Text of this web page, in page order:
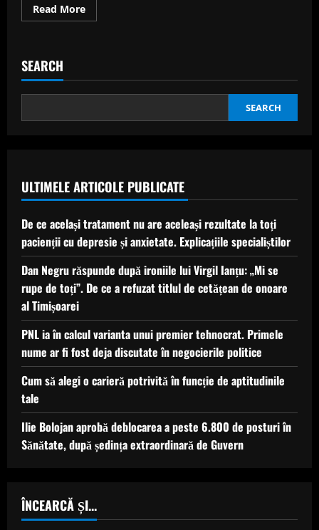
Read MoreRead
more
și
de
Cum
SEARCH
SEARCH
ULTIMELE ARTICOLE PUBLICATE
De ce același tratament nu are aceleași rezultate la toți
pacienții cu depresie și anxietate. Explicațiile specialiștilor
Dan Negru răspunde după ironiile lui Virgil Ianțu: „Mi se
rupe de toți”. De ce a refuzat titlul de cetățean de onoare
al Timișoarei
PNL ia în calcul varianta unui premier tehnocrat. Primele
nume ar fi fost deja discutate în negocierile politice
Cum să alegi o carieră potrivită în funcție de aptitudinile
tale
Ilie Bolojan aprobă deblocarea a peste 6.800 de posturi în
Sănătate, după ședința extraordinară de Guvern
ÎNCEARCĂ ȘI...